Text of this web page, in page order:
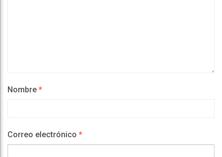
Nombre *
Correo electrónico *